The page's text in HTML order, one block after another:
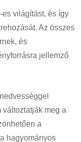
es világítást, és így
Az összes
és
jellemző
meg a
a
hagyományos